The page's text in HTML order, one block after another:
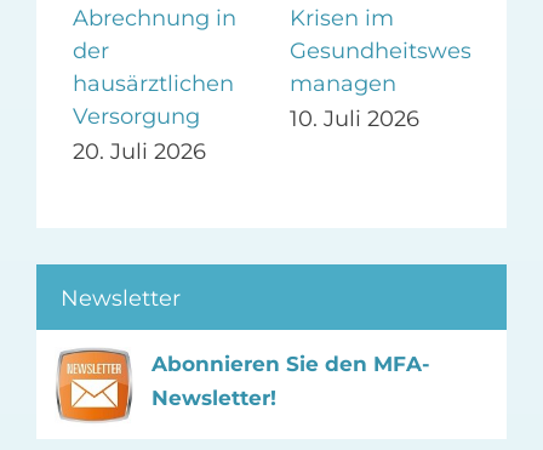
Abrechnung in
der
hausärztlichen
Versorgung
20. Juli 2026
Krisen im
Gesundheitswesen
managen
10. Juli 2026
Newsletter
Abonnieren Sie den MFA-
Newsletter!